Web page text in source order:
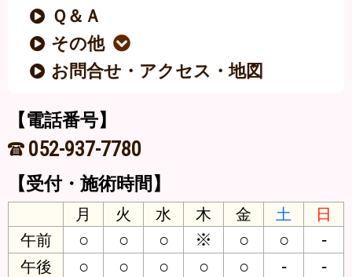
Ｑ＆Ａ
その他
お問合せ・アクセス・地図
【電話番号】
052-937-7780
【受付・施術時間】
月 火 水 木 金 土
日
午前
○ ○ ○ ※ ○ ○ -
午後 ○ ○ ○ ○ ○ -
-